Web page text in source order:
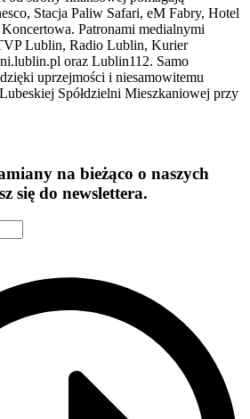
Stacja Paliw Safari, eM Fabry, Hotel
Patronami medialnymi
Lublin, Radio Lublin, Kurier
oraz Lublin112. Samo
uprzejmości i niesamowitemu
Spółdzielni Mieszkaniowej przy
na bieżąco o naszych
się do newslettera.